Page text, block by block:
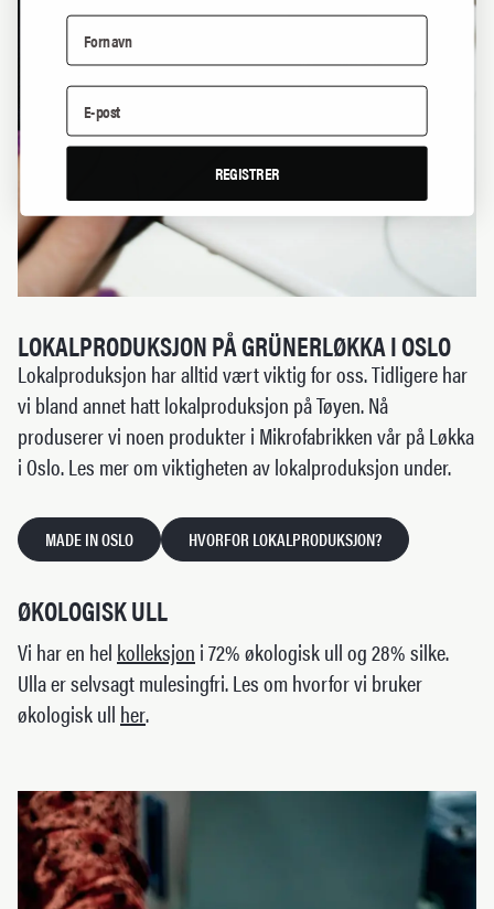
LOKALPRODUKSJON PÅ GRÜNERLØKKA I OSLO
Lokalproduksjon har alltid vært viktig for oss. Tidligere har
vi bland annet hatt lokalproduksjon på Tøyen. Nå
produserer vi noen produkter i Mikrofabrikken vår på Løkka
i Oslo. Les mer om viktigheten av lokalproduksjon under.
MADE IN OSLO HVORFOR LOKALPRODUKSJON?
ØKOLOGISK ULL
Vi har en hel kolleksjon i 72% økologisk ull og 28% silke.
Ulla er selvsagt mulesingfri. Les om hvorfor vi bruker
økologisk ull her.
REGISTRER